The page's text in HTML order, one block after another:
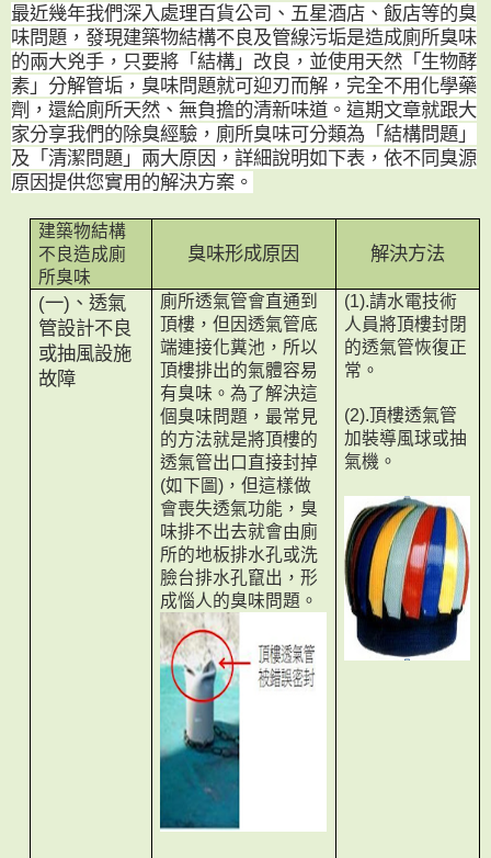
最近幾年我們深入處理百貨公司、五星酒店、飯店等的臭
味問題，發現建築物結構不良及管線污垢是造成廁所臭味
的兩大兇手，只要將「結構」改良，並使用天然「生物酵
素」分解管垢，臭味問題就可迎刃而解，完全不用化學藥
劑，還給廁所天然、無負擔的清新味道。這期文章就跟大
家分享我們的除臭經驗，廁所臭味可分類為「結構問題」
及「清潔問題」兩大原因，詳細說明如下表，依不同臭源
原因提供您實用的解決方案。
建築物結構
不良造成廁
所臭味
臭味形成原因 解決方法
(一) 、透氣
管設計不良
或抽風設施
故障
廁所透氣管會直通到
頂樓，但因透氣管底
端連接化糞池，所以
頂樓排出的氣體容易
有臭味。為了解決這
個臭味問題，最常見
的方法就是將頂樓的
透氣管出口直接封掉
(如下圖)，但這樣做
會喪失透氣功能，臭
味排不出去就會由廁
所的地板排水孔或洗
臉台排水孔竄出，形
成惱人的臭味問題。
(1).請水電技術
人員將頂樓封閉
的透氣管恢復正
常。
(2).頂樓透氣管
加裝導風球或抽
氣機。